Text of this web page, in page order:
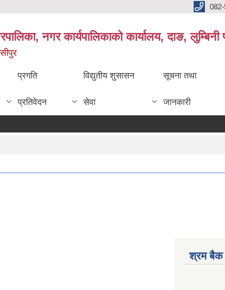
082-
नगर कार्यपालिकाको कार्यालय, दाङ,
प्रगति
प्रतिवेदन
विद्युतीय शुसासन
सेवा
सूचना तथा
जानकारी
श्रम बैक